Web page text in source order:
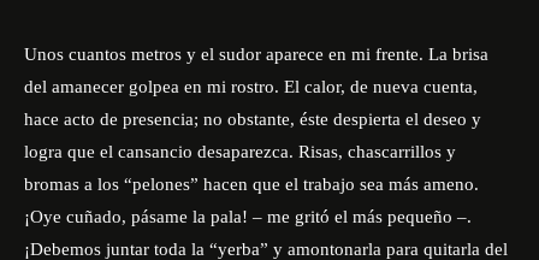
Unos cuantos metros y el sudor aparece en mi frente. La brisa
del amanecer golpea en mi rostro. El calor, de nueva cuenta,
hace acto de presencia; no obstante, éste despierta el deseo y
logra que el cansancio desaparezca. Risas, chascarrillos y
bromas a los “pelones” hacen que el trabajo sea más ameno.
¡Oye cuñado, pásame la pala! – me gritó el más pequeño –.
¡Debemos juntar toda la “yerba” y amontonarla para quitarla del